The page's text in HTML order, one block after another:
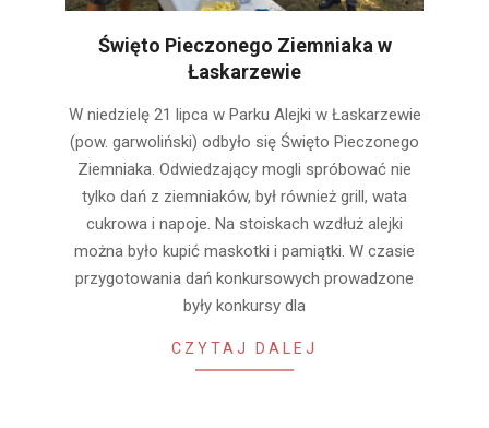
Święto Pieczonego Ziemniaka w
Łaskarzewie
07-
23
W niedzielę 21 lipca w Parku Alejki w Łaskarzewie
(pow. garwoliński) odbyło się Święto Pieczonego
Ziemniaka. Odwiedzający mogli spróbować nie
tylko dań z ziemniaków, był również grill, wata
cukrowa i napoje. Na stoiskach wzdłuż alejki
można było kupić maskotki i pamiątki. W czasie
przygotowania dań konkursowych prowadzone
były konkursy dla
CZYTAJ DALEJ